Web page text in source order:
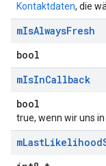
Kontaktdaten, die
mIsAlwaysFresh
bool
mIsInCallback
bool
true, wenn wir uns
mLastLikelihood